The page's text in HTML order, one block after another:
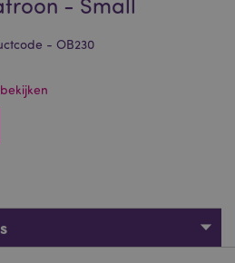
- OB230